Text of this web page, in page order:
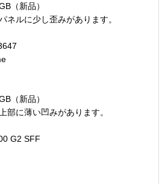
（新品）
ネルに少し歪みがあります。
（新品）
部に薄い凹みがあります。
G2 SFF